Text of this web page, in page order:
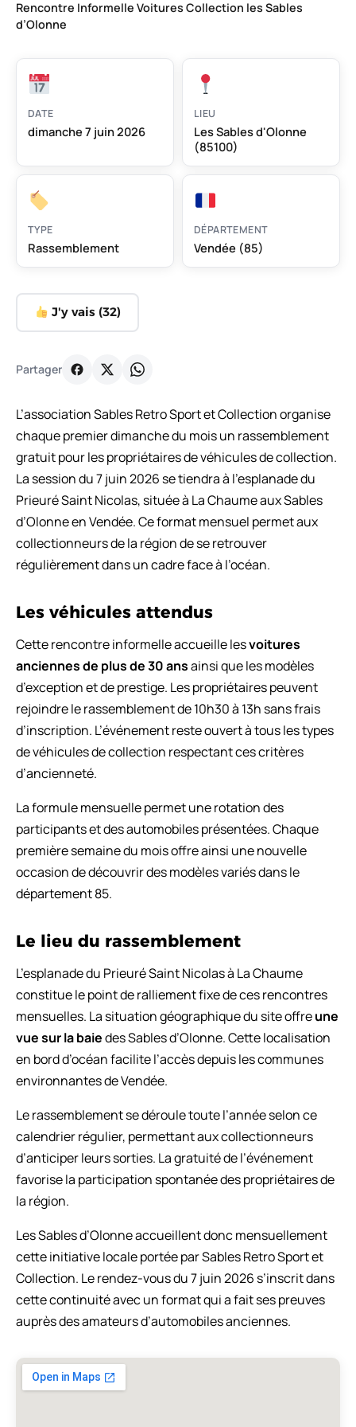
Rencontre Informelle Voitures Collection les Sables
d’Olonne
DATE
dimanche 7 juin 2026
LIEU
Les Sables d'Olonne
(85100)
TYPE
Rassemblement
DÉPARTEMENT
Vendée (85)
J'y vais (32)
Partager
L’association Sables Retro Sport et Collection organise
chaque premier dimanche du mois un rassemblement
gratuit pour les propriétaires de véhicules de collection.
La session du 7 juin 2026 se tiendra à l’esplanade du
Prieuré Saint Nicolas, située à La Chaume aux Sables
d’Olonne en Vendée. Ce format mensuel permet aux
collectionneurs de la région de se retrouver
régulièrement dans un cadre face à l’océan.
Les véhicules attendus
Cette rencontre informelle accueille lesvoitures
anciennes de plus de 30 ansainsi que les modèles
d’exception et de prestige. Les propriétaires peuvent
rejoindre le rassemblement de 10h30 à 13h sans frais
d’inscription. L’événement reste ouvert à tous les types
de véhicules de collection respectant ces critères
d’ancienneté.
La formule mensuelle permet une rotation des
participants et des automobiles présentées. Chaque
première semaine du mois offre ainsi une nouvelle
occasion de découvrir des modèles variés dans le
département 85.
Le lieu du rassemblement
L’esplanade du Prieuré Saint Nicolas à La Chaume
constitue le point de ralliement fixe de ces rencontres
mensuelles. La situation géographique du site offreune
vue sur la baiedes Sables d’Olonne. Cette localisation
en bord d’océan facilite l’accès depuis les communes
environnantes de Vendée.
Le rassemblement se déroule toute l’année selon ce
calendrier régulier, permettant aux collectionneurs
d’anticiper leurs sorties. La gratuité de l’événement
favorise la participation spontanée des propriétaires de
la région.
Les Sables d’Olonne accueillent donc mensuellement
cette initiative locale portée par Sables Retro Sport et
Collection. Le rendez-vous du 7 juin 2026 s’inscrit dans
cette continuité avec un format qui a fait ses preuves
auprès des amateurs d’automobiles anciennes.